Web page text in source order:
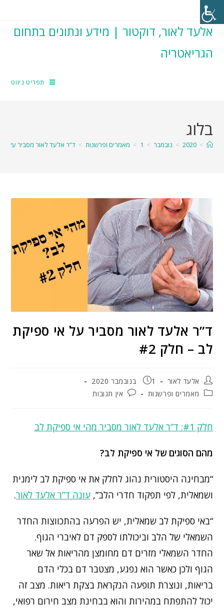
אלעד לאור, דוקטור | מידע ונתונים בתחום
הגריאטריה
תפריט ניווט
בלוג
>
2020
> נובמבר >
1
> מאמרים ופרשנות > ד”ר אלעד לאור מסביר על אי
ד”ר אלעד לאור מסביר על אי ספיקת
לב – חלק #2
אלעד לאור
1 בנובמבר 2020
מאמרים ופרשנות
אין תגובות
חלק #1: ד”ר אלעד לאור מסביר מהי אי ספיקת לב
מהם הסוגים של אי ספיקת לב?
“מבחינה היסטורית נהוג לחלק את אי ספיקת לב לימנית
ושמאלית, לפי תפקוד חדרי הלב”,עונה ד”ר אלעד לאור.
“באי ספיקת לב שמאלית, יש הפרעה בהתכווצות החדר
השמאלי של הלב וביכולתו לספק דם לאיברי הגוף.
החדר השמאלי מזרים דם מחומצן מהריאות אל שאר
הגוף ולכן כאשר הוא נפגע, מצטבר דם בכלי הדם
בריאות, ונוצרת תופעה הנקראת בצקת ריאות. מצב זה
יכול להתפתח במהירות והוא בבחינת מצב חירום רפואי,